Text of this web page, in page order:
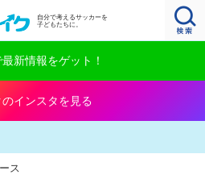
自分で考えるサッカーを
子どもたちに。
新情報をゲット！
インスタを見る
ス